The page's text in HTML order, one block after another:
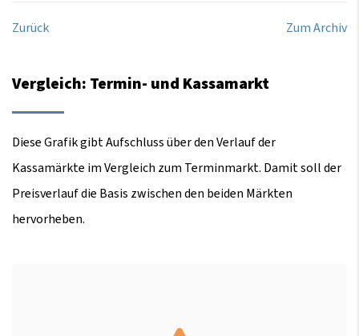
Zurück Zum Archiv
Vergleich: Termin- und Kassamarkt
Diese Grafik gibt Aufschluss über den Verlauf der
Kassamärkte im Vergleich zum Terminmarkt. Damit soll der
Preisverlauf die Basis zwischen den beiden Märkten
hervorheben.